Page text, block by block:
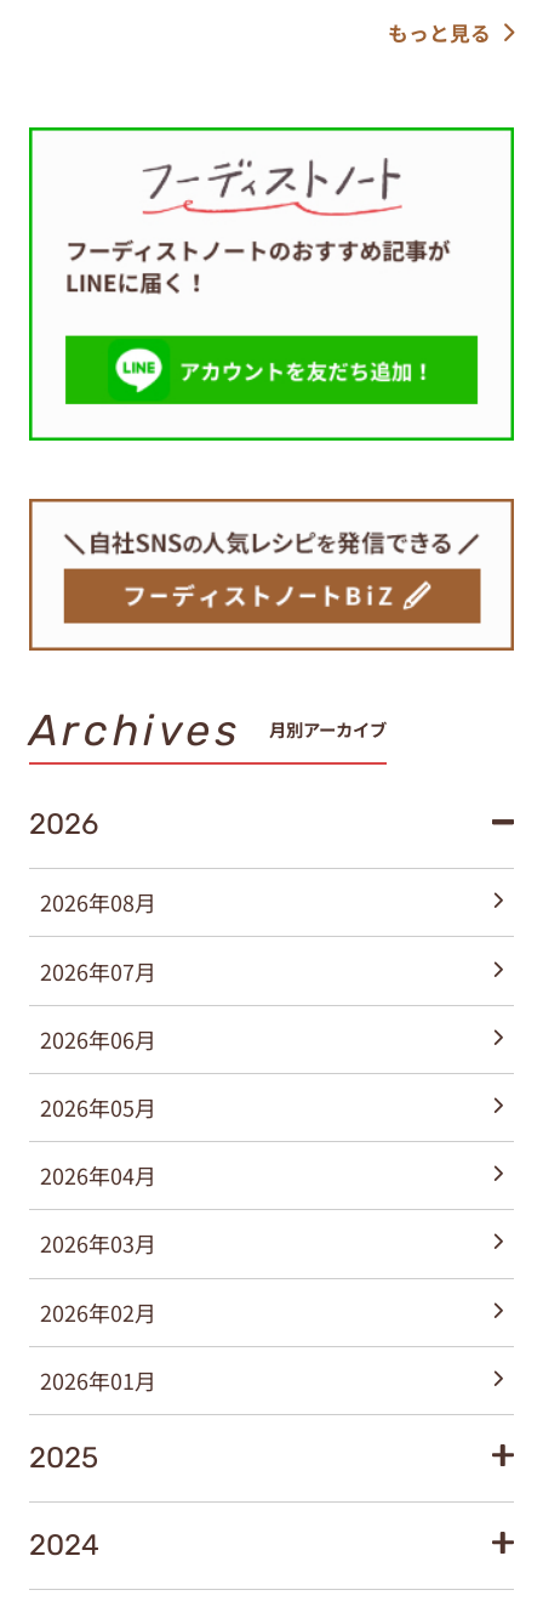
もっと見る
Archives 月別アーカイブ
2026
2026年08月
2026年07月
2026年06月
2026年05月
2026年04月
2026年03月
2026年02月
2026年01月
2025
2024